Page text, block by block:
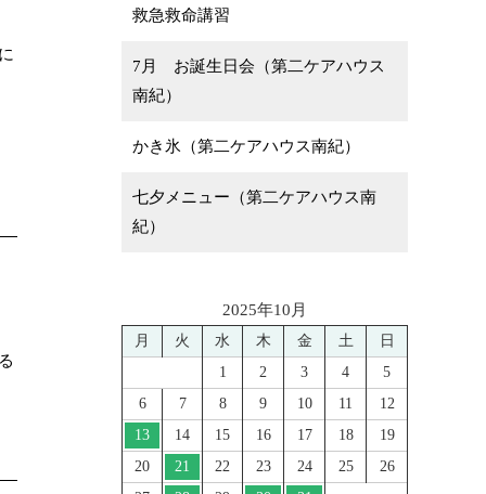
救急救命講習
7月 お誕生日会（第二ケアハウス
南紀）
かき氷（第二ケアハウス南紀）
七夕メニュー（第二ケアハウス南
紀）
2025年10月
月 火 水 木 金 土
日
1
2 3 4
5
6
7 8 9 10 11
12
13
14 15 16 17 18
19
20
21 22 23 24 25
26